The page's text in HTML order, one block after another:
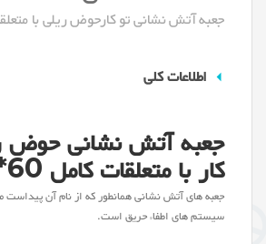
جعبه آتش نشانی تو کارحوض ریلی با متعلقات
اطلاعات کلی
جعبه آتش نشانی حوض
کار با متعلقات کامل 60*75
جعبه های آتش نشانی همانطور که از نام آن
سیستم های اطفاء حریق است.